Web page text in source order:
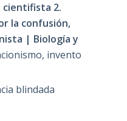
2.
la confusión,
| Biología y
invento
blindada